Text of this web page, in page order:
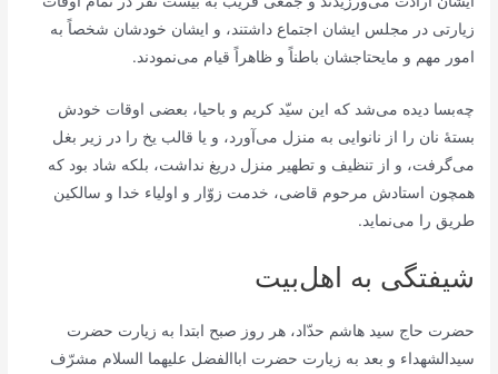
زیارتی در مجلس ایشان اجتماع داشتند، و ایشان خودشان شخصاً به
امور مهم و مایحتاجشان باطناً و ظاهراً قیام می‌نمودند.
چه‌بسا دیده می‌شد که این سیّد کریم و باحیا، بعضی اوقات خودش
بستۀ نان را از نانوایی به منزل می‌آورد، و یا قالب یخ را در زیر بغل
می‌گرفت، و از تنظیف و تطهیر منزل دریغ نداشت، بلکه شاد بود که
همچون استادش مرحوم قاضی، خدمت زوّار و اولیاء خدا و سالکین
طریق را می‌نماید.
شیفتگی به اهل‌بیت
حضرت حاج سید هاشم حدّاد، هر روز صبح ابتدا به زیارت حضرت
سیدالشهداء و بعد به زیارت حضرت اباالفضل علیهما السلام مشرّف